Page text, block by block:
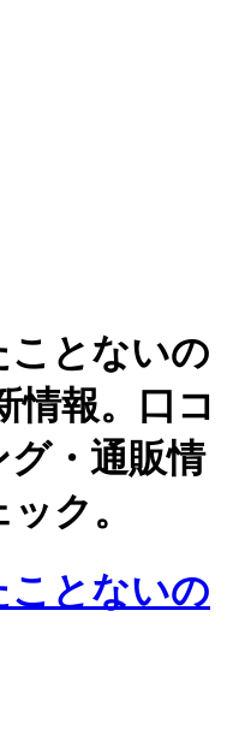
ことないの
情報。口コ
グ・通販情
ク。
ことないの